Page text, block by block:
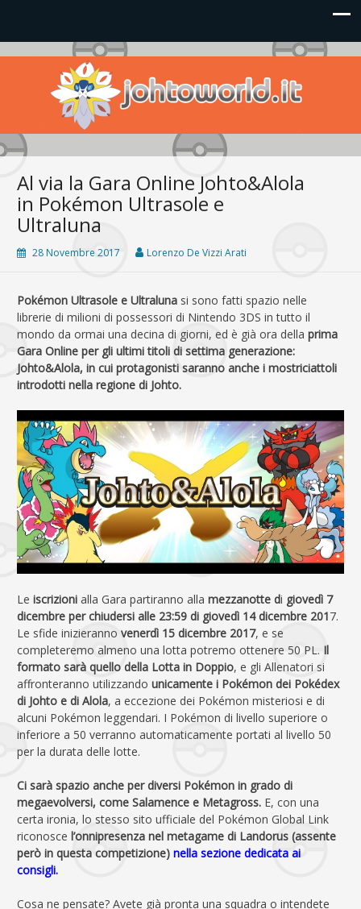
Johto World
Le novità più frizzanti dall'universo Pokémon e Nintendo
Al via la Gara Online Johto&Alola
in Pokémon Ultrasole e
Ultraluna
28 Novembre 2017 Lorenzo De Vizzi Arati
Pokémon Ultrasole e Ultraluna si sono fatti spazio nelle
librerie di milioni di possessori di Nintendo 3DS in tutto il
mondo da ormai una decina di giorni, ed è già ora della prima
Gara Online per gli ultimi titoli di settima generazione:
Johto&Alola, in cui protagonisti saranno anche i mostriciattoli
introdotti nella regione di Johto.
Le iscrizioni alla Gara partiranno alla mezzanotte di giovedì 7
dicembre per chiudersi alle 23:59 di giovedì 14 dicembre 2017.
Le sfide inizieranno venerdì 15 dicembre 2017, e se
completeremo almeno una lotta potremo ottenere 50 PL. Il
formato sarà quello della Lotta in Doppio, e gli Allenatori si
affronteranno utilizzando unicamente i Pokémon dei Pokédex
di Johto e di Alola, a eccezione dei Pokémon misteriosi e di
alcuni Pokémon leggendari. I Pokémon di livello superiore o
inferiore a 50 verranno automaticamente portati al livello 50
per la durata delle lotte.
Ci sarà spazio anche per diversi Pokémon in grado di
megaevolversi, come Salamence e Metagross. E, con una
certa ironia, lo stesso sito ufficiale del Pokémon Global Link
riconosce l’onnipresenza nel metagame di Landorus (assente
però in questa competizione) nella sezione dedicata ai
consigli.
Cosa ne pensate? Avete già pronta una squadra o intendete